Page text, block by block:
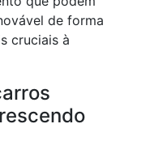
de forma
cruciais à